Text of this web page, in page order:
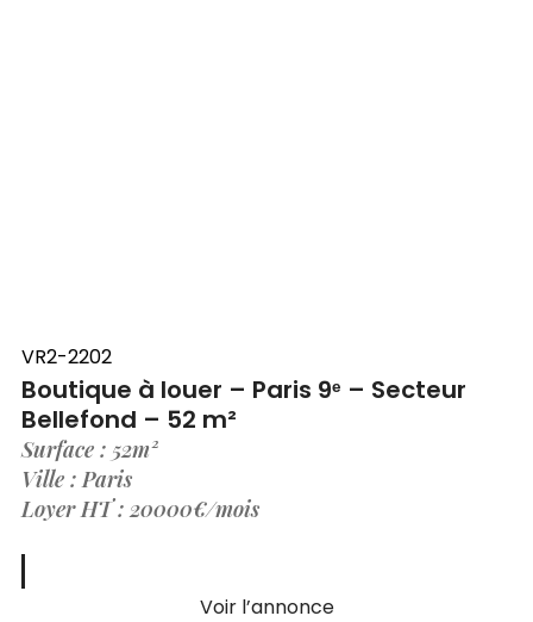
VR2-2202
Boutique à louer – Paris 9ᵉ – Secteur
Bellefond – 52 m²
Surface : 52m²
Ville : Paris
Loyer HT : 20000€/mois
Voir l’annonce